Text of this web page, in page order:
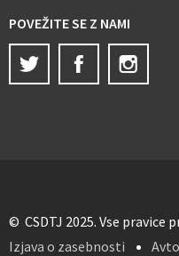
POVEŽITE SE Z NAMI
Twitter
Facebook
© CSDTJ 2025. Vse pravice
Izjava o zasebnosti